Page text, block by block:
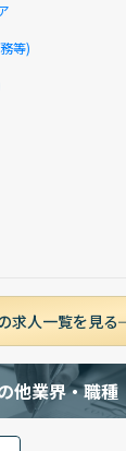
等)
求人一覧を見る
他業界・職種